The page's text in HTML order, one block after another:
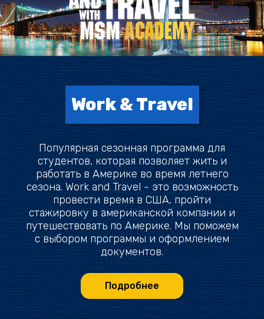
Work & Travel
Популярная сезонная программа для
студентов, которая позволяет жить и
работать в Америке во время летнего
сезона. Work and Travel - это возможность
провести время в США, пройти
стажировку в американской компании и
путешествовать по Америке. Мы поможем
с выбором программы и оформлением
документов.
Подробнее